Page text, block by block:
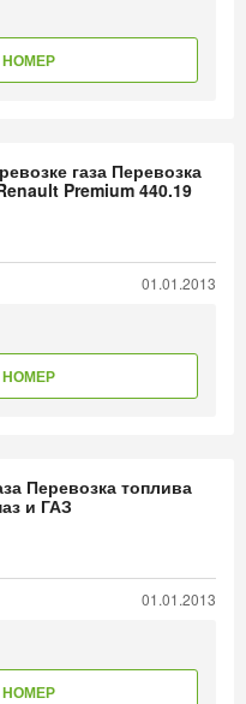
НОМЕР
газа Перевозка
Premium 440.19
01.01.2013
НОМЕР
Перевозка топлива
и ГАЗ
01.01.2013
НОМЕР